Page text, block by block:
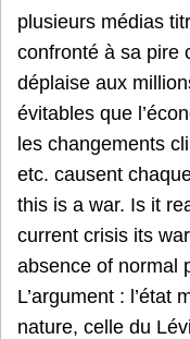
plusieurs médias
confronté à sa pire
déplaise aux
évitables que
les changements
etc. causent
this is a war. Is it
current crisis its
absence of normal
L’argument : l’état
nature, celle du